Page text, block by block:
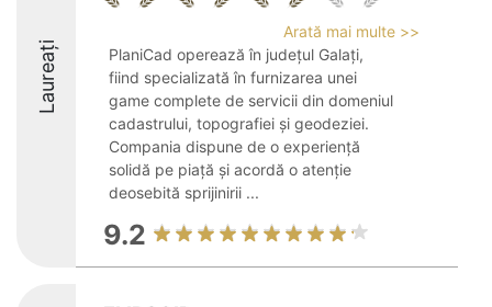
Laureați
Arată mai multe >>
PlaniCad operează în județul Galați,
fiind specializată în furnizarea unei
game complete de servicii din domeniul
cadastrului, topografiei și geodeziei.
Compania dispune de o experiență
solidă pe piață și acordă o atenție
deosebită sprijinirii ...
9.2